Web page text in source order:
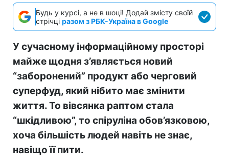
Будь у курсі, а не в шоці! Додай змісту своїй
стрічці разом з РБК-Україна в Google
У сучасному інформаційному просторі
майже щодня з’являється новий
“заборонений” продукт або черговий
суперфуд, який нібито має змінити
життя. То вівсянка раптом стала
“шкідливою”, то спіруліна обов’язковою,
хоча більшість людей навіть не знає,
навіщо її пити.